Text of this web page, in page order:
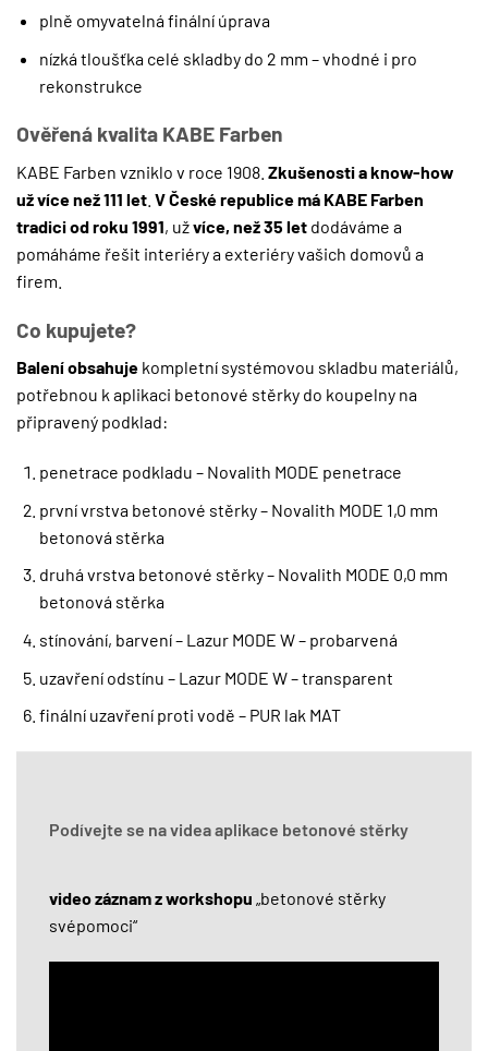
plně omyvatelná finální úprava
nízká tloušťka celé skladby do 2 mm – vhodné i pro
rekonstrukce
Ověřená kvalita KABE Farben
KABE Farben vzniklo v roce 1908. Zkušenosti a know-how
už více než 111 let V České republice má KABE Farben
tradici od roku 1991, užvíce, než 35 let dodáváme a
pomáháme řešit interiéry a exteriéry vašich domovů a
firem.
Co kupujete?
Balení obsahuje kompletní systémovou skladbu materiálů,
potřebnou k aplikaci betonové stěrky do koupelny na
připravený podklad:
penetrace podkladu – Novalith MODE penetrace
první vrstva betonové stěrky – Novalith MODE 1,0 mm
betonová stěrka
druhá vrstva betonové stěrky – Novalith MODE 0,0 mm
betonová stěrka
stínování, barvení – Lazur MODE W – probarvená
uzavření odstínu – Lazur MODE W – transparent
finální uzavření proti vodě – PUR lak MAT
Podívejte se na videa aplikace betonové stěrky
video záznam z workshopu „betonové stěrky
svépomoci“